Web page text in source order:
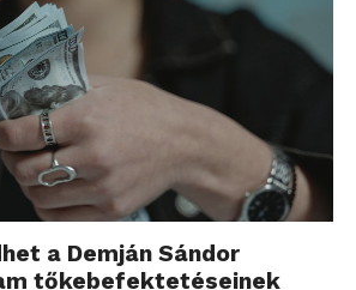
iránynál a kosaras lehetőségeket
vagy zacskós termékeknek.
a Demján Sándor
tőkebefektetéseinek